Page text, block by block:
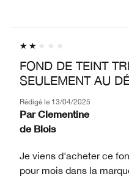
FOND DE TEINT
SEULEMENT AU
Rédigé le 13/04/2025
Par Clementine
de Blois
Je viens d'acheter ce
pour mois dans la